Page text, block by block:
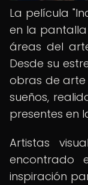
La película
en la
áreas del
Desde su
obras de
sueños,
presentes en
Artistas
encontrado
inspiración